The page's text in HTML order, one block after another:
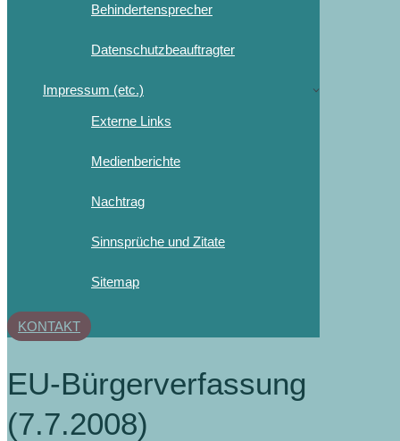
Behindertensprecher
Datenschutzbeauftragter
Impressum (etc.)
Externe Links
Medienberichte
Nachtrag
Sinnsprüche und Zitate
Sitemap
KONTAKT
EU-Bürgerverfassung
(7.7.2008)